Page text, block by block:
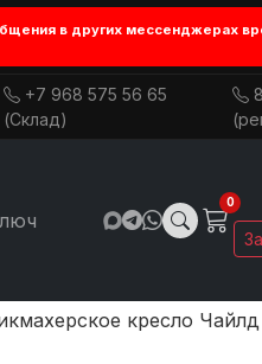
в других мессенджерах
+7 968 575 56 65
(Склад)
0
кресло Чайлд